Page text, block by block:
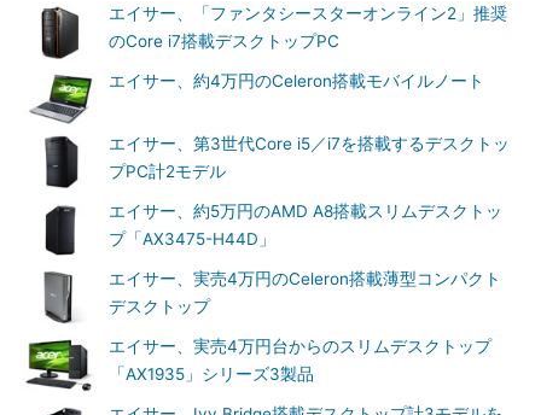
エイサー、「ファンタシースターオンライン2」推奨
のCore i7搭載デスクトップPC
エイサー、約4万円のCeleron搭載モバイルノート
エイサー、第3世代Core i5／i7を搭載するデスクトッ
プPC計2モデル
エイサー、約5万円のAMD A8搭載スリムデスクトッ
プ「AX3475-H44D」
エイサー、実売4万円のCeleron搭載薄型コンパクト
デスクトップ
エイサー、実売4万円台からのスリムデスクトップ
「AX1935」シリーズ3製品